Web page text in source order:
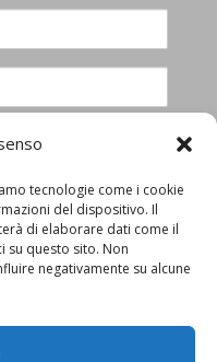
tecnologie come i cookie
del dispositivo. Il
di elaborare dati come il
su questo sito. Non
negativamente su alcune